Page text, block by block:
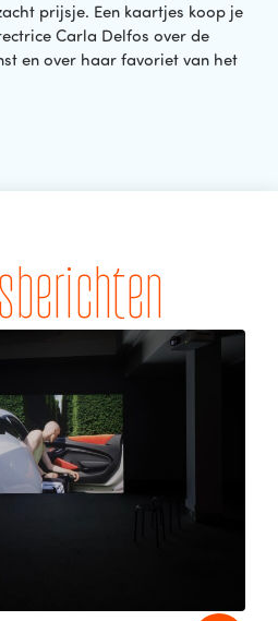
prijsje. Een kaartjes koop je
Carla Delfos over de
en over haar favoriet van het